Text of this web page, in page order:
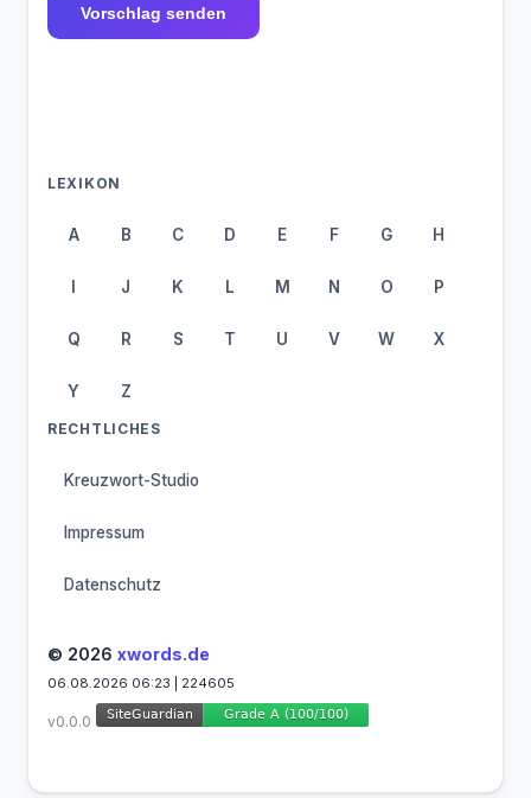
Vorschlag senden
LEXIKON
A B C D E F G H
I J K L M N O P
Q R S T U V W X
Y Z
RECHTLICHES
Kreuzwort-Studio
Impressum
Datenschutz
© 2026 xwords.de
06.08.2026 06:23 | 224605
v0.0.0